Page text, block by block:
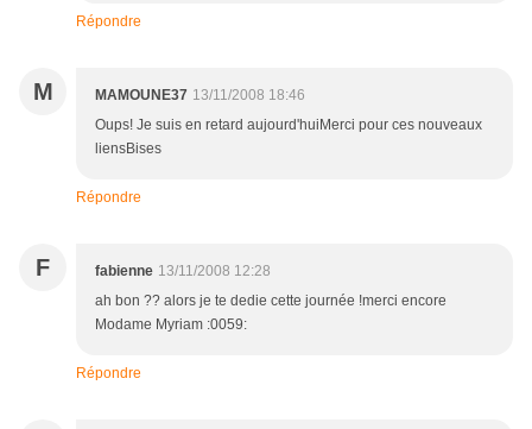
Répondre
M MAMOUNE37 13/11/2008 18:46
Oups! Je suis en retard aujourd'huiMerci pour ces nouveaux
liensBises
Répondre
F fabienne 13/11/2008 12:28
ah bon ?? alors je te dedie cette journée !merci encore
Modame Myriam :0059:
Répondre